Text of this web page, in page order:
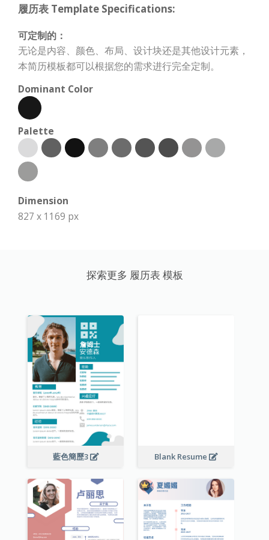
履历表 Template Specifications:
可定制的：
无论是内容、颜色、布局、设计块还是其他设计元素，
本简历模板都可以根据您的需求进行完全定制。
Dominant Color
Palette
Dimension
827 x 1169 px
探索更多 履历表 模板
藍色簡歷3 Blank Resume